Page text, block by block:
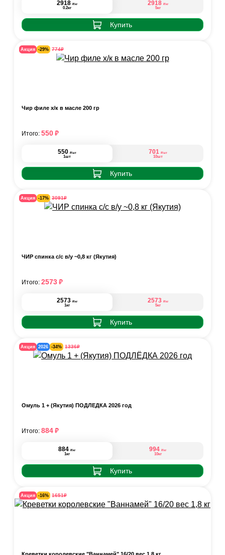
2918 ₽/кг
0.2кг
2918 ₽/кг
5кг
Купить
Акция -29% 774₽
Чир филе х/к в масле 200 гр
550 ₽/шт
1шт
701 ₽/шт
10шт
Купить
Итого: 550₽
Акция -17% 3091₽
ЧИР спинка с/с в/у ~0,8 кг (Якутия)
2573 ₽/кг
1кг
2573 ₽/кг
5кг
Купить
Итого: 2573₽
Акция 2026 -34% 1336₽
Омуль 1 + (Якутия) ПОДЛЁДКА 2026 год
884 ₽/кг
1кг
994 ₽/кг
10кг
Купить
Итого: 884₽
Акция -16% 1651₽